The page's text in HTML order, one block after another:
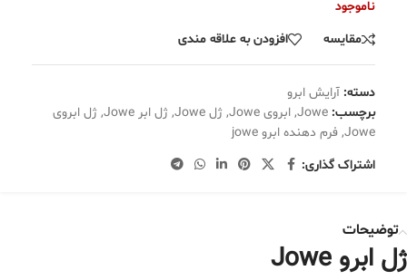
ناموجود
مقایسه
افزودن به علاقه مندی
دسته: آرایش ابرو
برچسب: Jowe
, ابروی Jowe , ژل Jowe , ژل ابر Jowe , ژل ابروی
Jowe
, فرم دهنده ابرو jowe
اشتراک گذاری:
توضیحات
ژل ابرو Jowe